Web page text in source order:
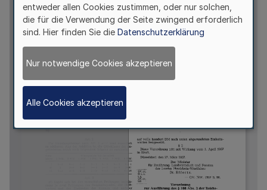
entweder allen Cookies zustimmen, oder nur solchen,
die für die Verwendung der Seite zwingend erforderlich
sind. Hier finden Sie die Datenschutzerklärung
Nur notwendige Cookies akzeptieren
Alle Cookies akzeptieren